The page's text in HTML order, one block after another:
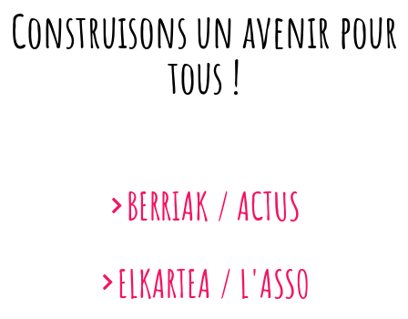
Construisons un avenir pour
tous !
BERRIAK / ACTUS
ELKARTEA / L'ASSO